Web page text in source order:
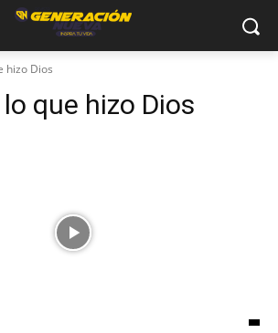
hizo Dios
que hizo Dios